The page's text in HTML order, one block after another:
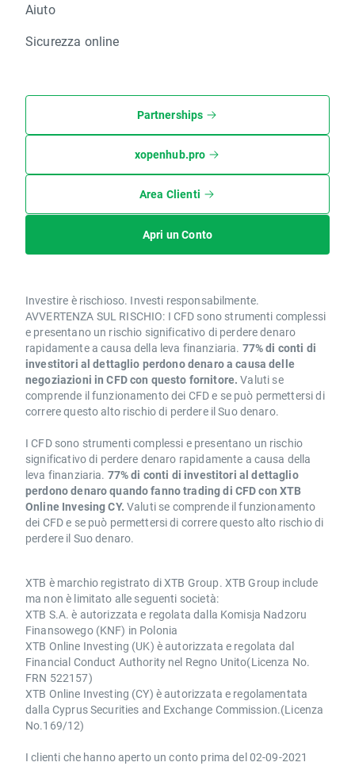
Aiuto
Sicurezza online
Partnerships
xopenhub.pro
Area Clienti
Apri un Conto
Investire è rischioso. Investi responsabilmente.
AVVERTENZA SUL RISCHIO: I CFD sono strumenti complessi
e presentano un rischio significativo di perdere denaro
rapidamente a causa della leva finanziaria. 77% di conti di
investitori al dettaglio perdono denaro a causa delle
negoziazioni in CFD con questo fornitore. Valuti se
comprende il funzionamento dei CFD e se può permettersi di
correre questo alto rischio di perdere il Suo denaro.
I CFD sono strumenti complessi e presentano un rischio
significativo di perdere denaro rapidamente a causa della
leva finanziaria. 77% di conti di investitori al dettaglio
perdono denaro quando fanno trading di CFD con XTB
Online Invesing CY. Valuti se comprende il funzionamento
dei CFD e se può permettersi di correre questo alto rischio di
perdere il Suo denaro.
XTB è marchio registrato di XTB Group. XTB Group include
ma non è limitato alle seguenti società:
XTB S.A. è autorizzata e regolata dalla Komisja Nadzoru
Finansowego (KNF) in Polonia
XTB Online Investing (UK) è autorizzata e regolata dal
Financial Conduct Authority nel Regno Unito(Licenza No.
FRN 522157)
XTB Online Investing (CY) è autorizzata e regolamentata
dalla Cyprus Securities and Exchange Commission.(Licenza
No.169/12)
I clienti che hanno aperto un conto prima del 02-09-2021